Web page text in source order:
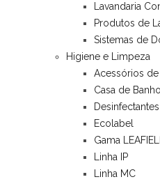
Lavandaria
Produtos de
Sistemas de
Higiene e Limpeza
Acessórios
Casa de Banho
Desinfectantes
Ecolabel
Gama
Linha IP
Linha MC